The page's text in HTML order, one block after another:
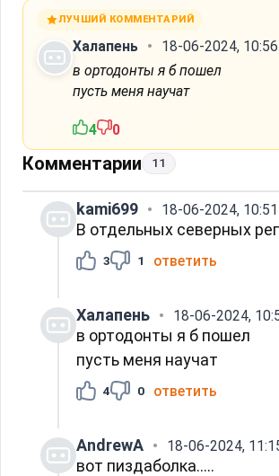
ЛУЧШИЙ КОММЕНТАРИЙ
Халапень
18-06-2024, 10:56
в ортодонты я б пошел
пусть меня научат
4 0
Комментарии 11
kami699 18-06-2024, 10:51
В отдельных северных
3 1 ответить
Халапень 18-06-2024,
в ортодонты я б пошел
пусть меня научат
4 0 ответить
AndrewA 18-06-2024,
вот пиздаболка.....